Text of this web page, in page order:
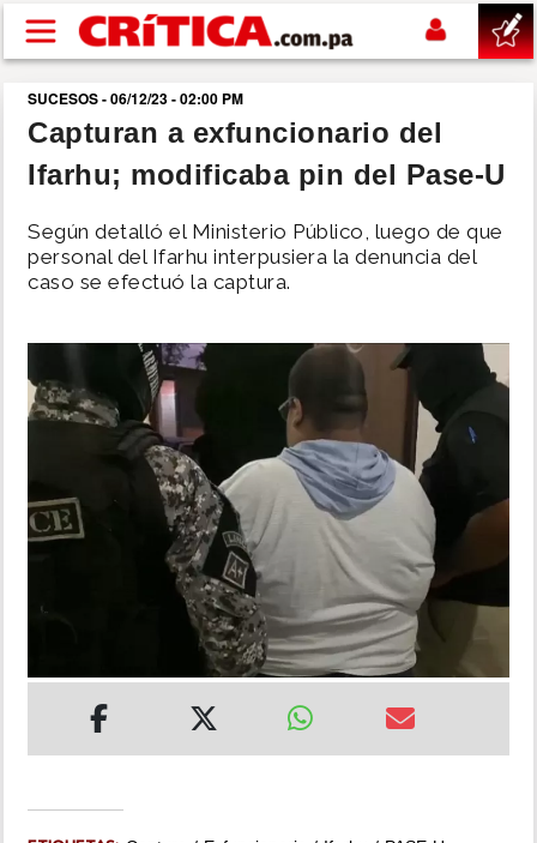
Pasar al contenido principal
buscar
SUCESOS
NACIONAL
SHOW
MUNDO
IMPRESO
SUCESOS - 06/12/23 - 02:00 PM
Capturan a exfuncionario del
Ifarhu; modificaba pin del Pase-U
Según detalló el Ministerio Público, luego de que
personal del Ifarhu interpusiera la denuncia del
caso se efectuó la captura.